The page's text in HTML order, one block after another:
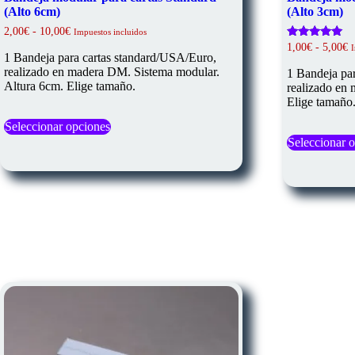
(Alto 6cm)
2,00€ - 10,00€Rango
precios:
desde
2,00€
hasta
Impuestos incluidos
1 Bandeja para cartas standard/USA/Euro,
realizado en madera DM. Sistema modular.
Altura 6cm. Elige tamaño.
Seleccionar opcionesproducto
variantes.
Las
página
(Alto 3cm)
Valorado
4.92
de 5
1,00€ - 5,00€
1 Bandeja
realizado en
Elige tamaño.
Seleccionar